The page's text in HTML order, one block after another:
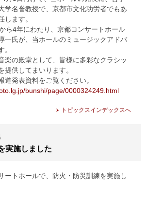
学名誉教授で、京都市文化功労者でもあ
します。
ら4年にわたり、京都コンサートホール
一氏が、当ホールのミュージックアドバ
。
楽の殿堂として、皆様に多彩なクラシッ
提供してまいります。
道発表資料をご覧ください。
bunshi/page/0000324249.html
トピックスインデックスへ
実施しました
ートホールで、防火・防災訓練を実施し